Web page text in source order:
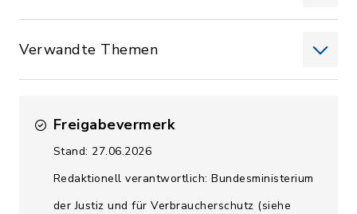
Verwandte Themen
Freigabevermerk
Stand: 27.06.2026
Redaktionell verantwortlich: Bundesministerium
der Justiz und für Verbraucherschutz (siehe